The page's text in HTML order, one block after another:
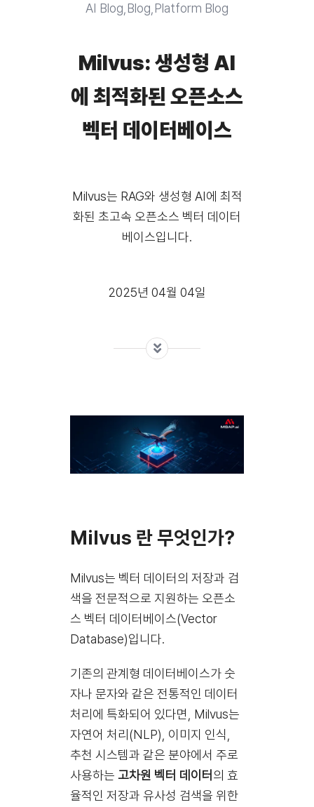
AI Blog,Blog,Platform Blog
Milvus: 생성형 AI
에 최적화된 오픈소스
벡터 데이터베이스
Milvus는 RAG와 생성형 AI에 최적
화된 초고속 오픈소스 벡터 데이터
베이스입니다.
2025년 04월 04일
Milvus 란 무엇인가?
Milvus는 벡터 데이터의 저장과 검
색을 전문적으로 지원하는 오픈소
스 벡터 데이터베이스(Vector
Database)입니다.
기존의 관계형 데이터베이스가 숫
자나 문자와 같은 전통적인 데이터
처리에 특화되어 있다면, Milvus는
자연어 처리(NLP), 이미지 인식,
추천 시스템과 같은 분야에서 주로
사용하는 고차원 벡터 데이터의 효
율적인 저장과 유사성 검색을 위한